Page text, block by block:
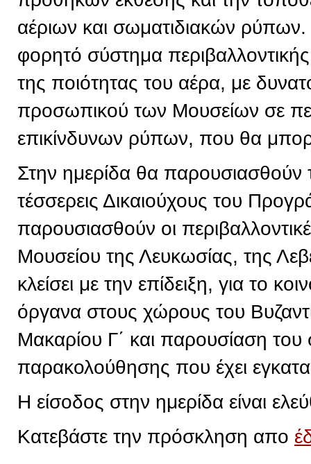
αέριων και σωματιδιακών
φορητό σύστημα
της ποιότητας του αέρα, με
προσωπικού των Μουσείων σε
επικίνδυνων ρύπων, που θα
Στην ημερίδα θα
τέσσερεις Δικαιούχους του
παρουσιασθούν οι
Μουσείου της Λευκωσίας, της
κλείσει με την επίδειξη, για το
όργανα στους χώρους του
Μακαρίου Γ΄ και παρουσίαση του
παρακολούθησης που έχει
Η είσοδος στην ημερίδα είναι
Κατεβάστε την πρόσκληση απο